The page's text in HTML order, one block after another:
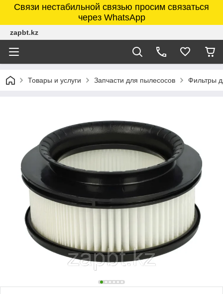
Связи нестабильной связью просим связаться
через WhatsApp
zapbt.kz
Товары и услуги Запчасти для пылесосов Фильтры